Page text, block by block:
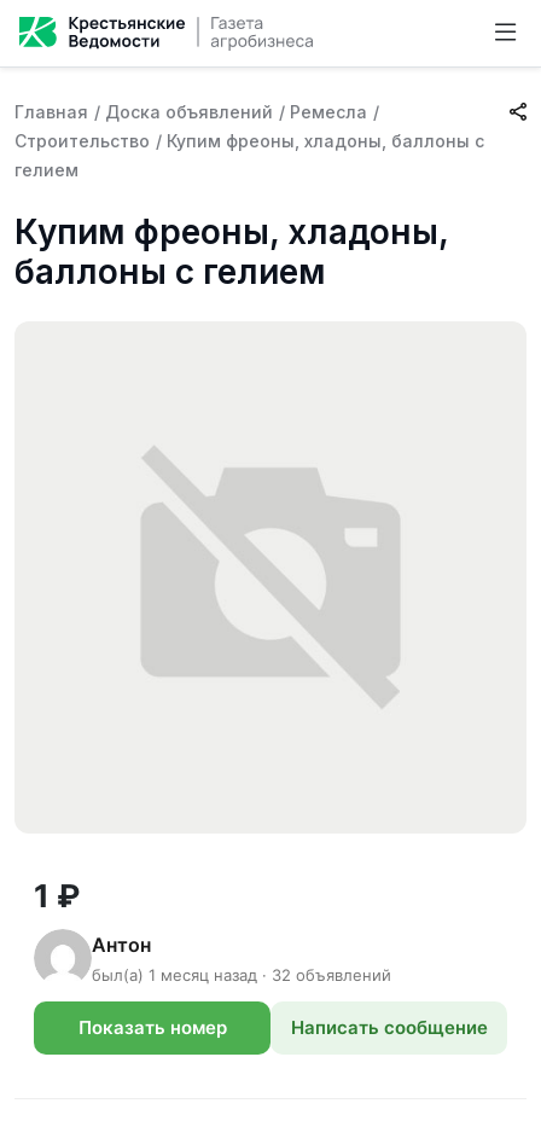
Главная / Доска объявлений / Ремесла /
Строительство / Купим фреоны, хладоны, баллоны с
гелием
Купим фреоны, хладоны,
баллоны с гелием
1 ₽
Антон
был(а) 1 месяц назад · 32 объявлений
Показать номер Написать сообщение